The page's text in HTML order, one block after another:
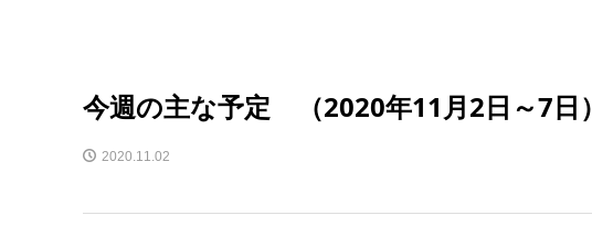
今週の主な予定 （2020年11月2日～7日）
2020.11.02